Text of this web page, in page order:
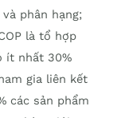
phân hạng;
là tổ hợp
ít nhất 30%
gia liên kết
các sản phẩm